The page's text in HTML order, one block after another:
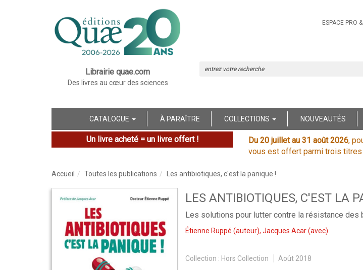
Librairie quae.com
Des livres au cœur des sciences
ESPACE PRO
CATALOGUE À PARAÎTRE COLLECTIONS NOUVEAUTÉS
Un livre acheté = un livre offert ! Du 20 juillet au 31 août 2026,
vous est offert parmi trois titres
Accueil Toutes les publications Les antibiotiques, c'est la panique !
LES ANTIBIOTIQUES, C'EST LA
Les solutions pour lutter contre la résistance des
Étienne Ruppé (auteur), Jacques Acar(avec)
Collection : Hors Collection Août 2018